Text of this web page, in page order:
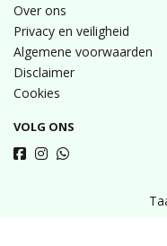
Over ons
Privacy en veiligheid
Algemene voorwaarden
Disclaimer
Cookies
VOLG ONS